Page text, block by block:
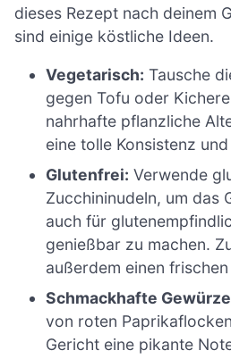
dieses Rezept nach deinem
sind einige köstliche Ideen.
Vegetarisch: Tausche
gegen Tofu oder
nahrhafte pflanzliche
eine tolle Konsistenz
Glutenfrei: Verwende
Zucchininudeln, um das
auch für
genießbar zu machen.
außerdem einen
Schmackhafte
von roten
Gericht eine pikante